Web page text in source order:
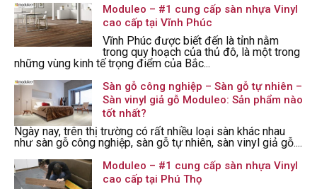
Moduleo – #1 cung cấp sàn nhựa Vinyl
cao cấp tại Vĩnh Phúc
Vĩnh Phúc được biết đến là tỉnh nằm
trong quy hoạch của thủ đô, là một trong
những vùng kinh tế trọng điểm của Bắc...
Sàn gỗ công nghiệp – Sàn gỗ tự nhiên –
Sàn vinyl giả gỗ Moduleo: Sản phẩm nào
tốt nhất?
Ngày nay, trên thị trường có rất nhiều loại sàn khác nhau
như sàn gỗ công nghiệp, sàn gỗ tự nhiên, sàn vinyl giả gỗ....
Moduleo – #1 cung cấp sàn nhựa Vinyl
cao cấp tại Phú Thọ